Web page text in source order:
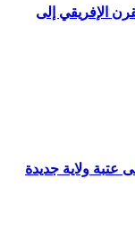
الإفريقي إلى
عتبة ولاية جديدة